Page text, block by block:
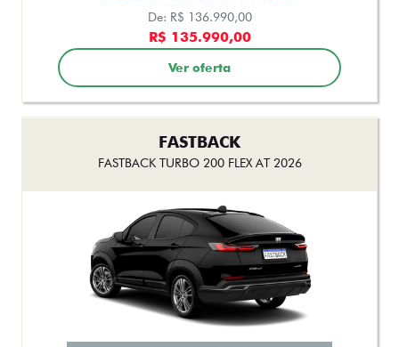
De: R$ 136.990,00
R$ 135.990,00
Ver oferta
FASTBACK
FASTBACK TURBO 200 FLEX AT 2026